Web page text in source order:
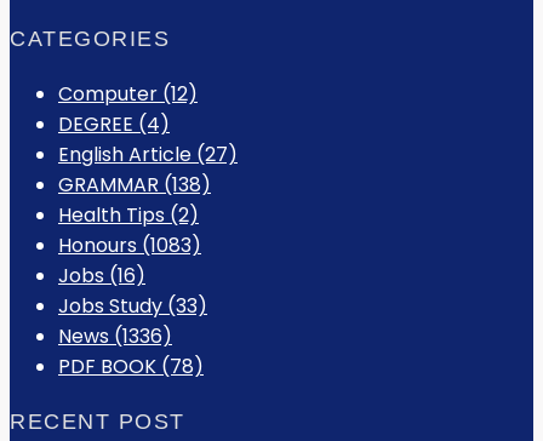
CATEGORIES
Computer (12)
DEGREE (4)
English Article (27)
GRAMMAR (138)
Health Tips (2)
Honours (1083)
Jobs (16)
Jobs Study (33)
News (1336)
PDF BOOK (78)
RECENT POST